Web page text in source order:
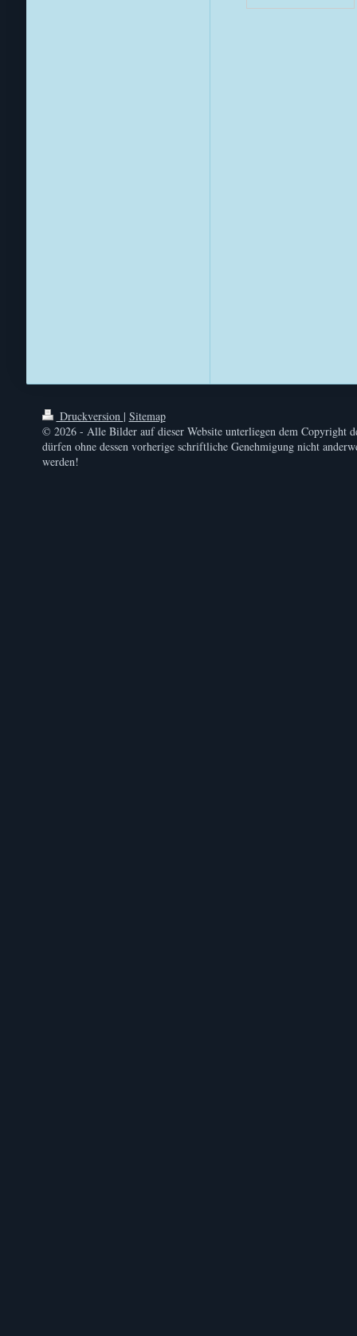
Druckversion | Sitemap
© 2026 - Alle Bilder auf dieser Website unterliegen dem Copyright
dürfen ohne dessen vorherige schriftliche Genehmigung nicht
werden!